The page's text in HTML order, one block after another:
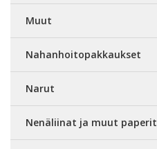
Muut
Nahanhoitopakkaukset
Narut
Nenäliinat ja muut paperit